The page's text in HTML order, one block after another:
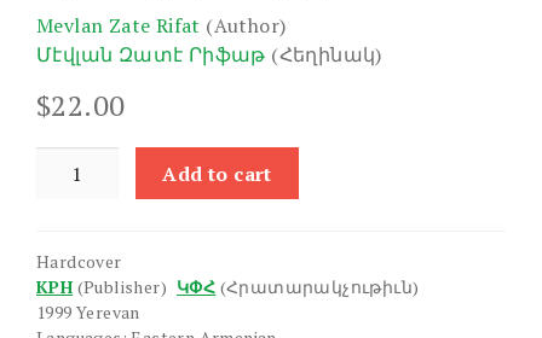
Mevlan Zate Rifat (Author)
Մէվլան Զատէ Րիֆաթ (Հեղինակ)
$22.00
Heghapokhutean
yev
Ittihati
Add to cart
Hardcover
KPH (Publisher) ԿՓՀ (Հրատարակչութիւն)
1999 Yerevan